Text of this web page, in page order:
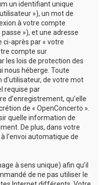
un identifiant unique
»), un mot de
à votre compte
»), et une adresse
ci-après par « votre
compte sur
les lois de protection des
nous héberge. Toute
de votre mot
requise par
d’enregistrement, qu’elle
de « OpenConcerto ».
quelle information de
De plus, dans votre
l’envoi automatique de
à sens unique) afin qu’il
de ne pas utiliser le